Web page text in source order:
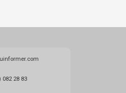
082 28 83